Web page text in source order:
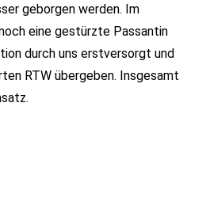
geborgen werden. Im
eine gestürzte Passantin
durch uns erstversorgt und
RTW übergeben. Insgesamt